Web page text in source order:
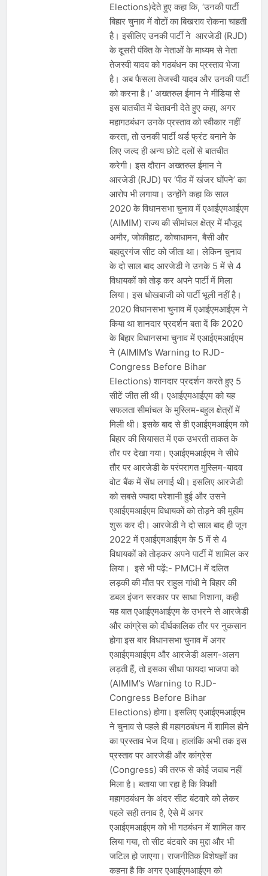
Elections)देते हुए कहा कि, ‘उनकी पार्टी
बिहार चुनाव में वोटों का बिखराव रोकना चाहती
है। इसीलिए उनकी पार्टी ने आरजेडी (RJD)
के दूसरी पंक्ति के नेताओं के माध्यम से नेता
तेजस्वी यादव को गठबंधन का प्रस्ताव भेजा
है। अब फैसला तेजस्वी यादव और उनकी पार्टी
को करना है।’ अख्तरुल ईमान ने मीडिया से
इस बातचीत में चेतावनी देते हुए कहा, अगर
महागठबंधन उनके प्रस्ताव को स्वीकार नहीं
करता, तो उनकी पार्टी थर्ड फ्रंट बनाने के
लिए जल्द ही अन्य छोटे दलों से बातचीत
करेगी। इस दौरान अख्तरुल ईमान ने
आरजेडी (RJD) पर ‘पीठ में खंजर घोंपने’ का
आरोप भी लगाया। उन्होंने कहा कि साल
2020 के विधानसभा चुनाव में एआईएमआईएम
(AIMIM) राज्य की सीमांचल क्षेत्र में मौजूद
अमौर, जोकीहाट, कोचाधामन, बैसी और
बहादुरगंज सीट को जीता था। लेकिन चुनाव
के दो साल बाद आरजेडी ने उनके 5 में से 4
विधायकों को तोड़ कर अपने पार्टी में मिला
लिया। इस धोखबाजी को पार्टी भूली नहीं है।
2020 विधानसभा चुनाव में एआईएमआईएम ने
किया था शानदार प्रदर्शन बता दें कि 2020
के बिहार विधानसभा चुनाव में एआईएमआईएम
ने (AIMIM’s Warning to RJD-
Congress Before Bihar
Elections) शानदार प्रदर्शन करते हुए 5
सीटें जीत ली थी। एआईएमआईएम को यह
सफलता सीमांचल के मुस्लिम-बहुल क्षेत्रों में
मिली थी। इसके बाद से ही एआईएमआईएम को
बिहार की सियासत में एक उभरती ताकत के
तौर पर देखा गया। एआईएमआईएम ने सीधे
तौर पर आरजेडी के परंपरागत मुस्लिम-यादव
वोट बैंक में सेंध लगाई थी। इसलिए आरजेडी
को सबसे ज्यादा परेशानी हुई और उसने
एआईएमआईएम विधायकों को तोड़ने की मुहीम
शुरू कर दी। आरजेडी ने दो साल बाद ही जून
2022 में एआईएमआईएम के 5 में से 4
विधायकों को तोड़कर अपने पार्टी में शामिल कर
लिया। इसे भी पढ़ें:- PMCH में दलित
लड़की की मौत पर राहुल गांधी ने बिहार की
डबल इंजन सरकार पर साधा निशाना, कही
यह बात एआईएमआईएम के उभरने से आरजेडी
और कांग्रेस को दीर्घकालिक तौर पर नुकसान
होगा इस बार विधानसभा चुनाव में अगर
एआईएमआईएम और आरजेडी अलग-अलग
लड़ती हैं, तो इसका सीधा फायदा भाजपा को
(AIMIM’s Warning to RJD-
Congress Before Bihar
Elections) होगा। इसलिए एआईएमआईएम
ने चुनाव से पहले ही महागठबंधन में शामिल होने
का प्रस्ताव भेज दिया। हालांकि अभी तक इस
प्रस्ताव पर आरजेडी और कांग्रेस
(Congress) की तरफ से कोई जवाब नहीं
मिला है। बताया जा रहा है कि विपक्षी
महागठबंधन के अंदर सीट बंटवारे को लेकर
पहले सही तनाव है, ऐसे में अगर
एआईएमआईएम को भी गठबंधन में शामिल कर
लिया गया, तो सीट बंटवारे का मुद्दा और भी
जटिल हो जाएगा। राजनीतिक विशेषज्ञों का
कहना है कि अगर एआईएमआईएम को